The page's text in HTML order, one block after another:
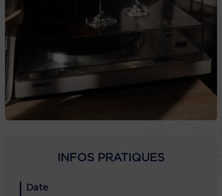
INFOS PRATIQUES
Date